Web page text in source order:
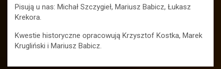
Pisują u nas: Michał Szczygieł, Mariusz Babicz, Łukasz
Krekora.
Kwestie historyczne opracowują Krzysztof Kostka, Marek
Krugliński i Mariusz Babicz.